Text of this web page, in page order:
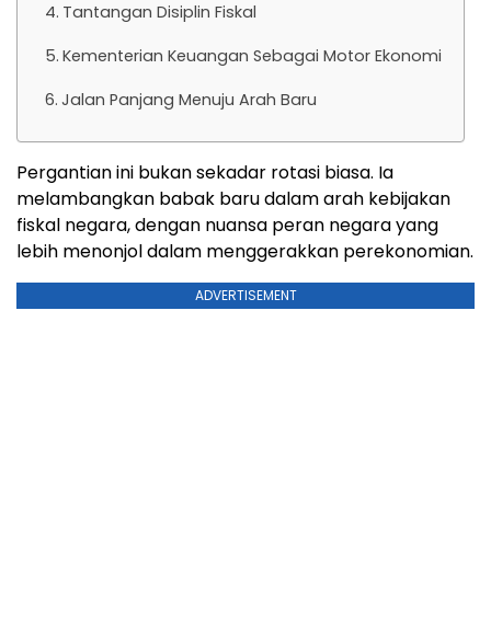
Tantangan Disiplin Fiskal
Kementerian Keuangan Sebagai Motor Ekonomi
Jalan Panjang Menuju Arah Baru
Pergantian ini bukan sekadar rotasi biasa. Ia
melambangkan babak baru dalam arah kebijakan
fiskal negara, dengan nuansa peran negara yang
lebih menonjol dalam menggerakkan perekonomian.
ADVERTISEMENT